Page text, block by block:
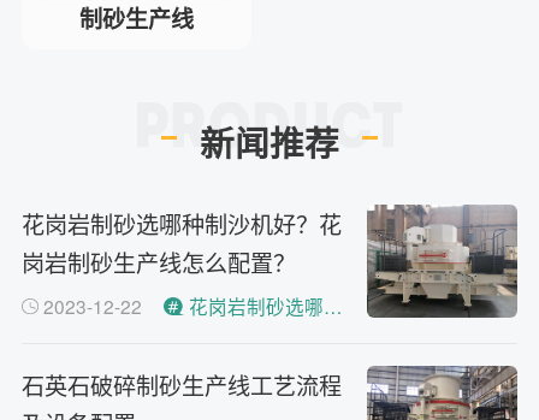
问 红星制砂机在环保上达标吗？
小型的制砂机类型有哪些？
答
主要有细碎机，复合破，对辊制
砂机，HX制砂机等
制砂生产线
新闻推荐
花岗岩制砂选哪种制沙机好？花
岗岩制砂生产线怎么配置？
2023-12-22 花岗岩制砂选哪种制沙机好？
石英石破碎制砂生产线工艺流程